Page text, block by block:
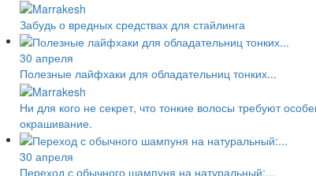
Забудь о вредных средствах для стайлинга
30 апреля
Полезные лайфхаки для обладательниц тонких...
Ни для кого не секрет, что тонкие волосы требуют
окрашивание.
30 апреля
Переход с обычного шампуня на натуральный:...